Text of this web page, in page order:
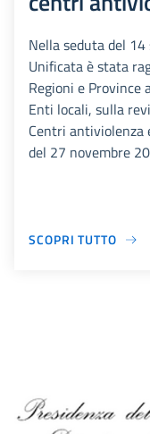
Nella seduta del
Unificata è stata
Regioni e Province
Enti locali, sulla
Centri antiviolenza
del 27 novembre
SCOPRI TUTTO